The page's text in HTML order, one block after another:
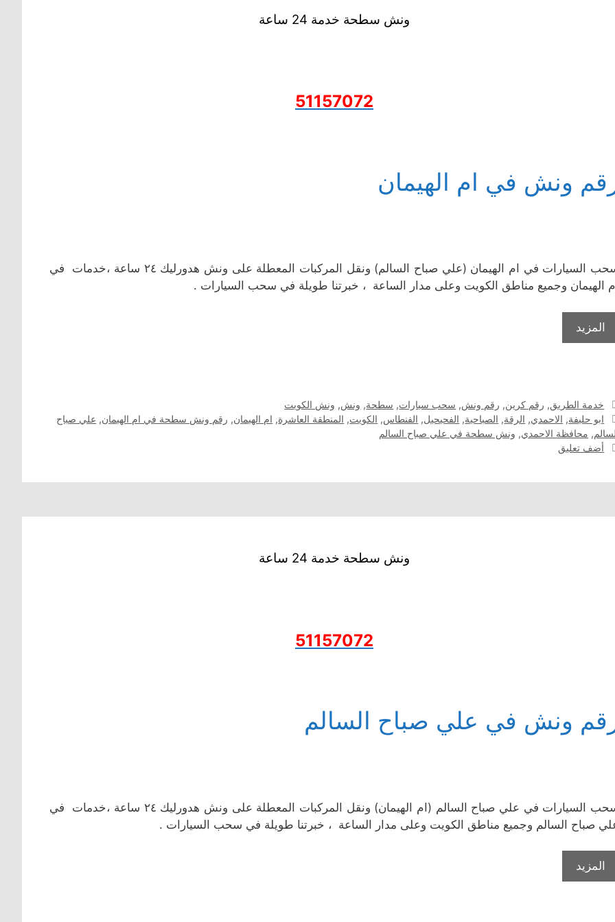
ونش سطحة خدمة 24 ساعة
51157072
ونش في ام الهيمان
سحب السيارات في ام الهيمان (علي صباح السالم) ونقل المركبات المعطلة على ونش هدورليك ٢٤ ساعة ،خدمات في
الهيمان وجميع مناطق الكويت وعلى مدار الساعة ، خبرتنا طويلة في سحب السيارات .
المزيد
التصنيفات
خدمة الطريق, رقم كرين, رقم ونش, سحب سيارات, سطحة, ونش, ونش الكويت
الوسوم
ابو حليفة, الاحمدي, الرقة, الصباحية, الفحيحيل, الفنطاس, الكويت, المنطقة العاشرة, ام الهيمان, رقم ونش سطحة في ام الهيمان, علي صباح
, محافظة الاحمدي, ونش سطحة في علي صباح السالم
أضف تعليق
ونش سطحة خدمة 24 ساعة
51157072
ونش في علي صباح السالم
سحب السيارات في علي صباح السالم (ام الهيمان) ونقل المركبات المعطلة على ونش هدورليك ٢٤ ساعة ،خدمات في
صباح السالم وجميع مناطق الكويت وعلى مدار الساعة ، خبرتنا طويلة في سحب السيارات .
المزيد